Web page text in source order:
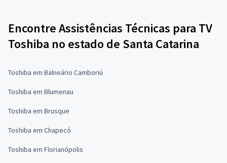
Encontre Assistências Técnicas para TV
Toshiba no estado de Santa Catarina
Toshiba em Balneário Camboriú
Toshiba em Blumenau
Toshiba em Brusque
Toshiba em Chapecó
Toshiba em Florianópolis